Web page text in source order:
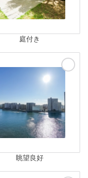
庭付き
眺望良好